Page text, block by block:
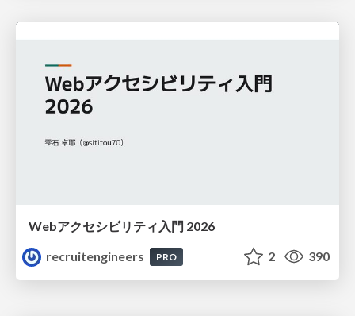
Webアクセシビリティ入門 2026
recruitengineers
PRO 2 390